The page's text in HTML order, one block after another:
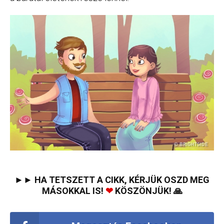
►► HA TETSZETT A CIKK, KÉRJÜK OSZD MEG
MÁSOKKAL IS! ❤KÖSZÖNJÜK! 🙏